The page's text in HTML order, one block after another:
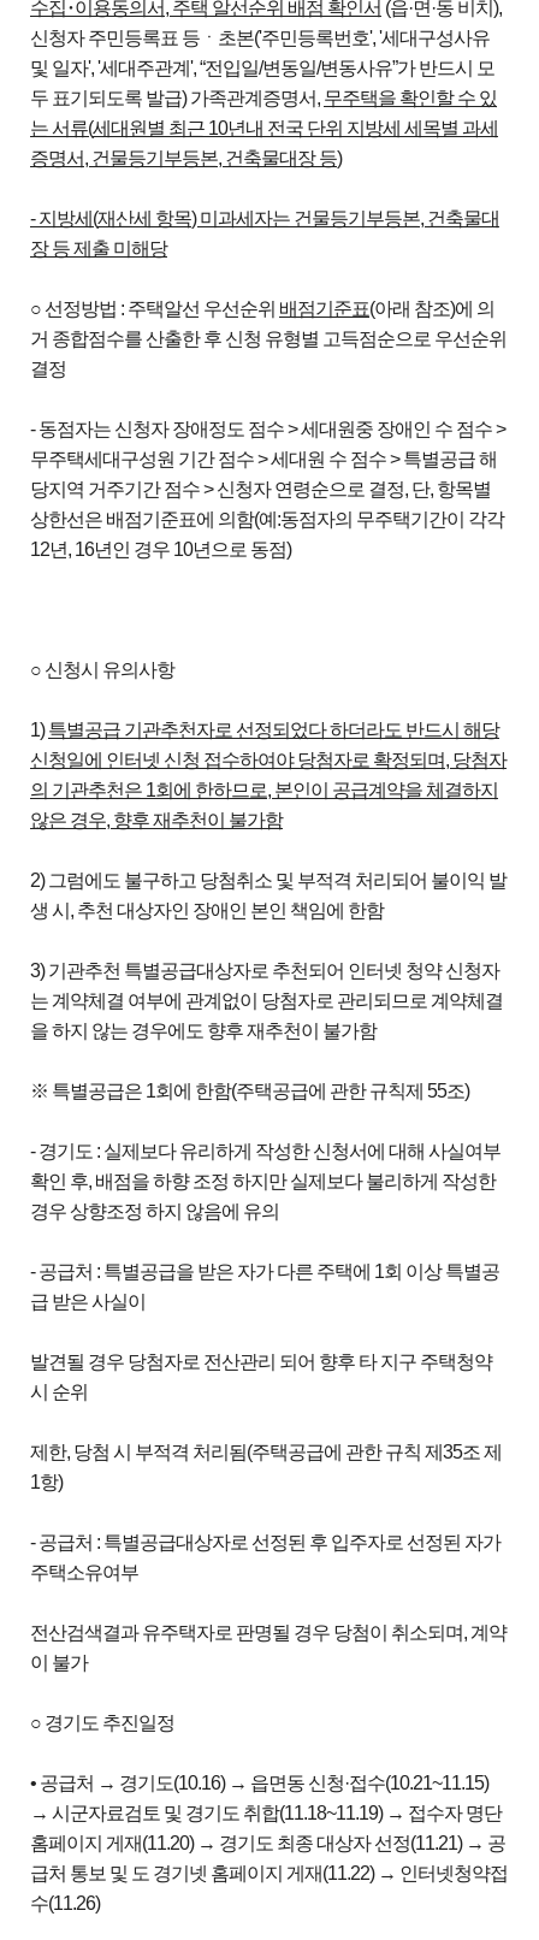
수집･이용동의서, 주택 알선순위 배점 확인서 (읍·면·동 비치),
신청자 주민등록표 등ㆍ초본('주민등록번호', '세대구성사유
및 일자', '세대주관계', “전입일/변동일/변동사유”가 반드시 모
두 표기되도록 발급) 가족관계증명서, 무주택을 확인할 수 있
는 서류(세대원별 최근 10년내 전국 단위 지방세 세목별 과세
증명서, 건물등기부등본, 건축물대장 등)
-지방세 (재산세 항목)미과세자는 건물등기부등본, 건축물대
장 등 제출 미해당
○ 선정방법 : 주택알선 우선순위 배점기준표(아래 참조)에 의
거 종합점수를 산출한 후 신청 유형별 고득점순으로 우선순위
결정
- 동점자는 신청자 장애정도 점수 > 세대원중 장애인 수 점수 >
무주택세대구성원 기간 점수 > 세대원 수 점수 > 특별공급 해
당지역 거주기간 점수 > 신청자 연령순으로 결정, 단, 항목별
상한선은 배점기준표에 의함(예:동점자의 무주택기간이 각각
12년, 16년인 경우 10년으로 동점)
○ 신청시 유의사항
1)특별공급 기관추천자로 선정되었다 하더라도 반드시 해당
신청일에 인터넷 신청 접수하여야 당첨자로 확정되며, 당첨자
의 기관추천은 1회에 한하므로, 본인이 공급계약을 체결하지
않은 경우, 향후 재추천이 불가함
2) 그럼에도 불구하고 당첨취소 및 부적격 처리되어 불이익 발
생 시, 추천 대상자인 장애인 본인 책임에 한함
3) 기관추천 특별공급대상자로 추천되어 인터넷 청약 신청자
는 계약체결 여부에 관계없이 당첨자로 관리되므로 계약체결
을 하지 않는 경우에도 향후 재추천이 불가함
※ 특별공급은 1회에 한함(주택공급에 관한 규칙제 55조)
- 경기도 : 실제보다 유리하게 작성한 신청서에 대해 사실여부
확인 후, 배점을 하향 조정 하지만 실제보다 불리하게 작성한
경우 상향조정 하지 않음에 유의
- 공급처 : 특별공급을 받은 자가 다른 주택에 1회 이상 특별공
급 받은 사실이
발견될 경우 당첨자로 전산관리 되어 향후 타 지구 주택청약
시 순위
제한, 당첨 시 부적격 처리됨(주택공급에 관한 규칙 제35조 제
1항)
- 공급처 : 특별공급대상자로 선정된 후 입주자로 선정된 자가
주택소유여부
전산검색결과 유주택자로 판명될 경우 당첨이 취소되며, 계약
이 불가
○ 경기도 추진일정
• 공급처 → 경기도(10.16) → 읍면동 신청·접수(10.21~11.15)
→ 시군자료검토 및 경기도 취합(11.18~11.19) → 접수자 명단
홈페이지 게재(11.20) → 경기도 최종 대상자 선정(11.21) → 공
급처 통보 및 도 경기넷 홈페이지 게재(11.22) → 인터넷청약접
수(11.26)